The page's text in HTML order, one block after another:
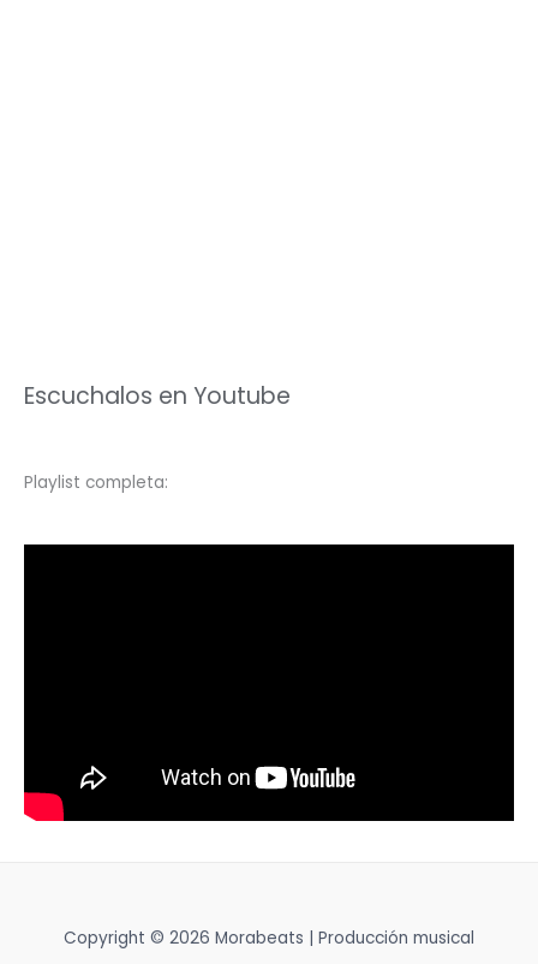
Escuchalos en Youtube
Playlist completa:
Copyright © 2026 Morabeats | Producción musical